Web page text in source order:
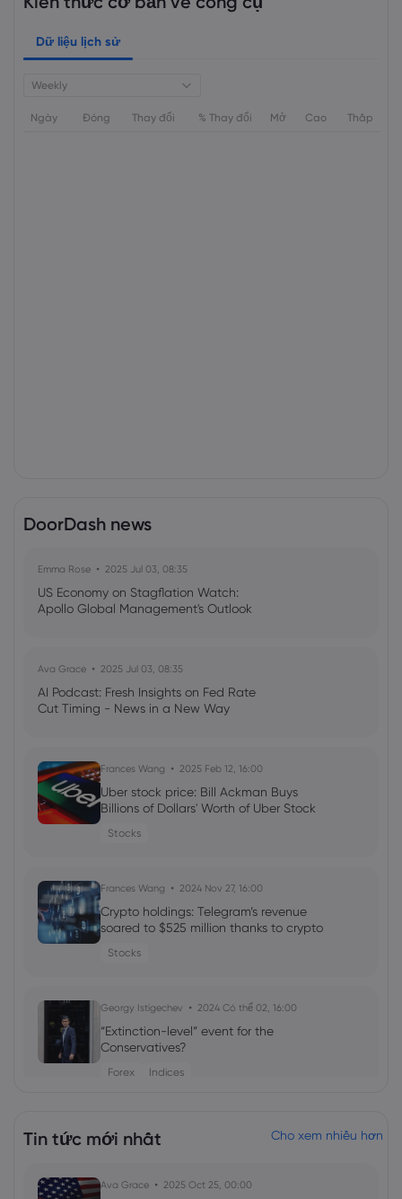
Dữ liệu lịch sử
Weekly
Ngày Đóng Thay đổi % Thay đổi Mở Cao Thấp
DoorDash news
Emma Rose 2025 Jul 03, 08:35
US Economy on Stagflation Watch:
Apollo Global Management's Outlook
Ava Grace 2025 Jul 03, 08:35
AI Podcast: Fresh Insights on Fed Rate
Cut Timing - News in a New Way
Frances Wang 2025 Feb 12, 16:00
Uber stock price: Bill Ackman Buys
Billions of Dollars' Worth of Uber Stock
Stocks
Frances Wang 2024 Nov 27, 16:00
Crypto holdings: Telegram’s revenue
soared to $525 million thanks to crypto
Stocks
Georgy Istigechev 2024 Có thể 02, 16:00
“Extinction-level” event for the
Conservatives?
Forex Indices
Shares
Tin tức mới nhất Cho xem nhiều hơn
Ava Grace 2025 Oct 25, 00:00